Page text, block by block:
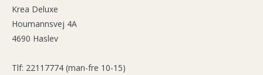
Krea Deluxe
Houmannsvej 4A
4690 Haslev
Tlf: 22117774 (man-fre 10-15)